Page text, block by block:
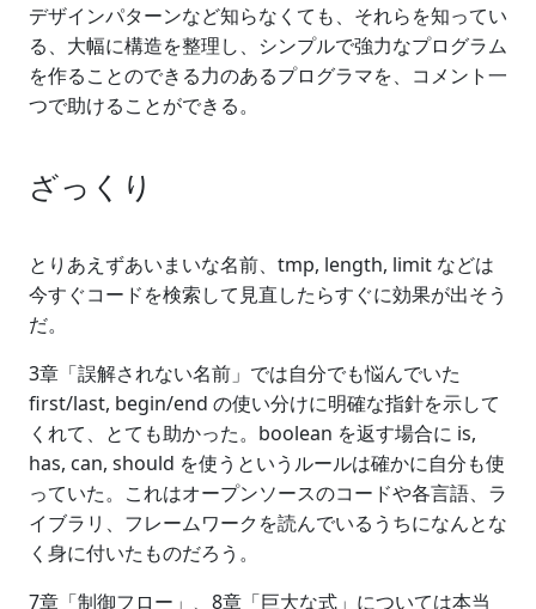
デザインパターンなど知らなくても、それらを知ってい
る、大幅に構造を整理し、シンプルで強力なプログラム
を作ることのできる力のあるプログラマを、コメント一
つで助けることができる。
ざっくり
とりあえずあいまいな名前、tmp, length, limit などは
今すぐコードを検索して見直したらすぐに効果が出そう
だ。
3章「誤解されない名前」では自分でも悩んでいた
first/last, begin/end の使い分けに明確な指針を示して
くれて、とても助かった。boolean を返す場合に is,
has, can, should を使うというルールは確かに自分も使
っていた。これはオープンソースのコードや各言語、ラ
イブラリ、フレームワークを読んでいるうちになんとな
く身に付いたものだろう。
7章「制御フロー」、8章「巨大な式」については本当